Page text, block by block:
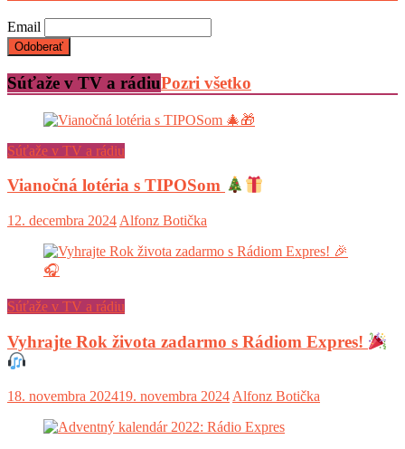
Email
Súťaže v TV a rádiuPozri všetko
Súťaže v TV a rádiu
Vianočná lotéria s TIPOSom
12. decembra 2024 Alfonz Botička
Súťaže v TV a rádiu
Vyhrajte Rok života zadarmo s Rádiom Expres!
18. novembra 202419. novembra 2024Alfonz Botička